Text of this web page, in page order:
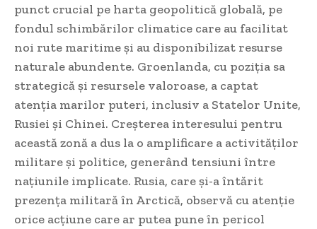
punct crucial pe harta geopolitică globală, pe
fondul schimbărilor climatice care au facilitat
noi rute maritime și au disponibilizat resurse
naturale abundente. Groenlanda, cu poziția sa
strategică și resursele valoroase, a captat
atenția marilor puteri, inclusiv a Statelor Unite,
Rusiei și Chinei. Creșterea interesului pentru
această zonă a dus la o amplificare a activităților
militare și politice, generând tensiuni între
națiunile implicate. Rusia, care și-a întărit
prezența militară în Arctică, observă cu atenție
orice acțiune care ar putea pune în pericol